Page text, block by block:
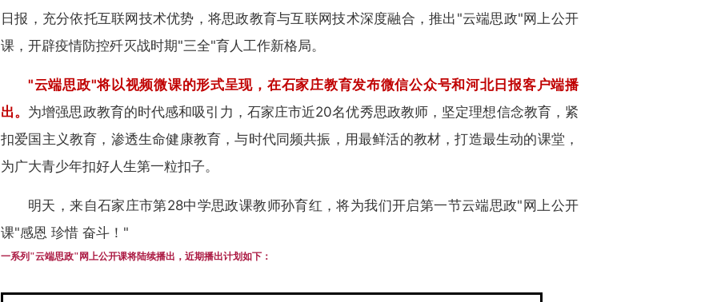
日报，充分依托互联网技术优势，将思政教育与互联网技术深度融合，推出"云端思政"网上公开
课，开辟疫情防控歼灭战时期"三全"育人工作新格局。
"云端思政"将以视频微课的形式呈现，在石家庄教育发布微信公众号和河北日报客户端播
出。 为增强思政教育的时代感和吸引力，石家庄市近20名优秀思政教师，坚定理想信念教育，紧
扣爱国主义教育，渗透生命健康教育，与时代同频共振，用最鲜活的教材，打造最生动的课堂，
为广大青少年扣好人生第一粒扣子。
明天，来自石家庄市第28中学思政课教师孙育红，将为我们开启第一节云端思政"网上公开
课"感恩 珍惜 奋斗！"
一系列"云端思政"网上公开课将陆续播出，近期播出计划如下：